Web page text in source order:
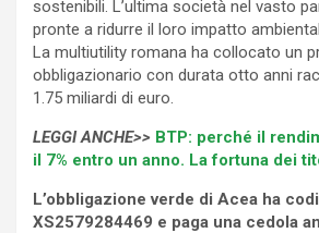
sostenibili. L’ultima società nel vasto
pronte a ridurre il loro impatto
La multiutility romana ha collocato un
obbligazionario con durata otto anni
1.75 miliardi di euro.
LEGGI ANCHE>> BTP: perché il
il 7% entro un anno. La fortuna dei
L’obbligazione verde di Acea ha
XS2579284469 e paga una cedola